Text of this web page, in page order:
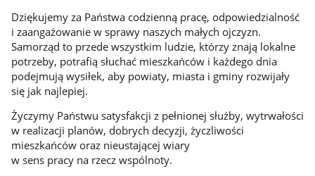
Dziękujemy za Państwa codzienną pracę, odpowiedzialność
i zaangażowanie w sprawy naszych małych ojczyzn.
Samorząd to przede wszystkim ludzie, którzy znają lokalne
potrzeby, potrafią słuchać mieszkańców i każdego dnia
podejmują wysiłek, aby powiaty, miasta i gminy rozwijały
się jak najlepiej.
Życzymy Państwu satysfakcji z pełnionej służby, wytrwałości
w realizacji planów, dobrych decyzji, życzliwości
mieszkańców oraz nieustającej wiary
w sens pracy na rzecz wspólnoty.